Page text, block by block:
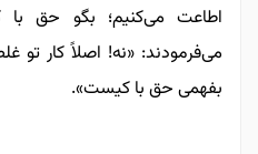
اطاعت می‌کنیم؛ بگو حق
می‌فرمودند: «نه! اصلاً کار تو
بفهمی حق با کیست».